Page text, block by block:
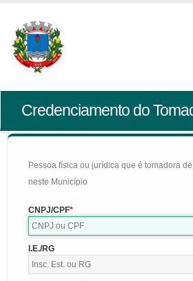
Credenciamento do
Pessoa física ou jurídica que é tomadora
neste Município
CNPJ/CPF
I.E./RG